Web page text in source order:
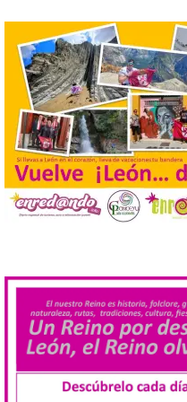
contratación
jóvenes
para la realización
obras y servicios
interés general y
con más de 8,7
euros de inversión
6 Ago 2026
La
Industria,
Empleo y
Europeo Plus (FSE+), para
contratación temporal de
desempleados inscritos en
Nacional de […]
En la Comarca de